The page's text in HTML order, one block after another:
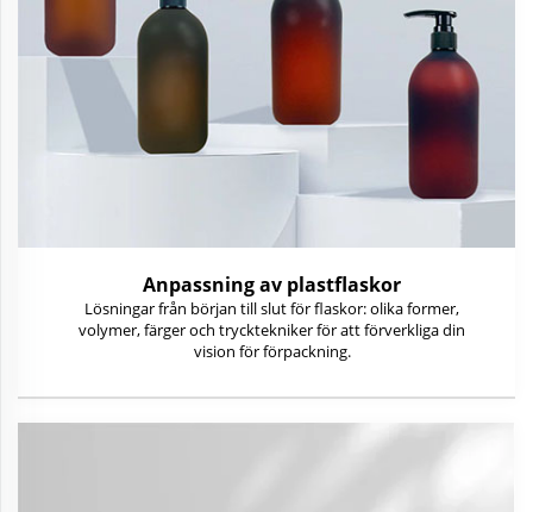
Anpassning av plastflaskor
Lösningar från början till slut för flaskor: olika former,
volymer, färger och trycktekniker för att förverkliga din
vision för förpackning.